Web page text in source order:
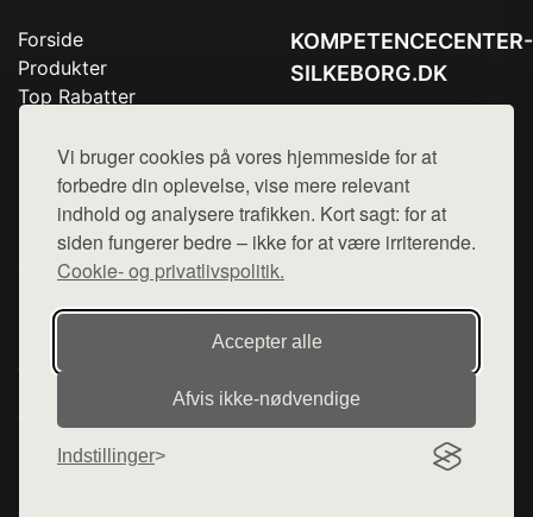
Vi bruger cookies på vores hjemmeside for at
forbedre din oplevelse, vise mere relevant
indhold og analysere trafikken. Kort sagt: for at
siden fungerer bedre – ikke for at være irriterende.
Cookie- og privatlivspolitik.
Accepter alle
Afvis ikke‑nødvendige
Indstillinger
Forside
Produkter
Top Rabatter
Kontakt
KOMPETENCECENTER-
SILKEBORG.DK
Mail:hej@want.dk
Cookie- og privatlivspolitik
Denne side er en del af want.dk, der udgiver en række
hjemmesider med præsentation af forskellige produkter fra
diverse webshops. Der sælges ikke varer fra denne side - vi
henviser til de shops, som sælger varen. Vi har heller ikke
varerne på lager.
© 2026 kompetencecenter-silkeborg.dk. Alle rettigheder